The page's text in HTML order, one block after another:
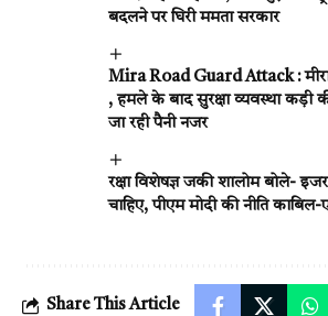
बदलने पर घिरी ममता सरकार
Mira Road Guard Attack :
, हमले के बाद सुरक्षा व्यवस्था कड़ी
जा रही पैनी नजर
रक्षा विशेषज्ञ जकी शालोम बोले-
चाहिए, पीएम मोदी की नीति काबिल-
Share This Article